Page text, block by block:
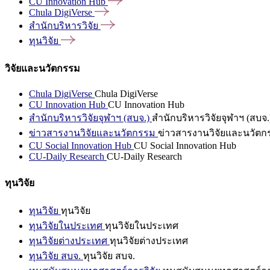
Chula DigiVerse
สำนักบริหารวิจัย
ทุนวิจัย
วิจัยและนวัตกรรม
Chula DigiVerse Chula DigiVerse
CU Innovation Hub CU Innovation Hub
สำนักบริหารวิจัยจุฬาฯ (สบจ.) สำนักบริหารวิจัยจุฬาฯ (สบจ
ข่าวสารงานวิจัยและนวัตกรรม ข่าวสารงานวิจัยและนวัตก
CU Social Innovation Hub CU Social Innovation Hub
CU-Daily Research CU-Daily Research
ทุนวิจัย
ทุนวิจัย ทุนวิจัย
ทุนวิจัยในประเทศ ทุนวิจัยในประเทศ
ทุนวิจัยต่างประเทศ ทุนวิจัยต่างประเทศ
ทุนวิจัย สบจ. ทุนวิจัย สบจ.